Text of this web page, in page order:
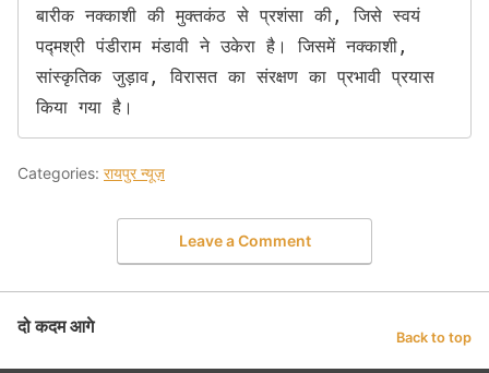
बारीक नक्काशी की मुक्तकंठ से प्रशंसा की, जिसे स्वयं
पद्मश्री पंडीराम मंडावी ने उकेरा है। जिसमें नक्काशी,
सांस्कृतिक जुड़ाव, विरासत का संरक्षण का प्रभावी प्रयास
किया गया है।
Categories: रायपुर न्यूज़
Leave a Comment
दो कदम आगे Back to top